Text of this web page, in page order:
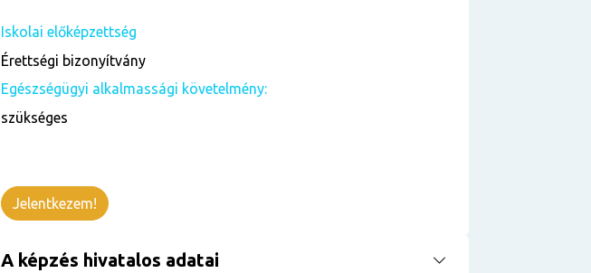
Iskolai előképzettség
Érettségi bizonyítvány
Egészségügyi alkalmassági követelmény:
szükséges
Jelentkezem!
A képzés hivatalos adatai